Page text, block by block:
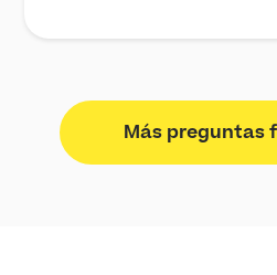
Más preguntas